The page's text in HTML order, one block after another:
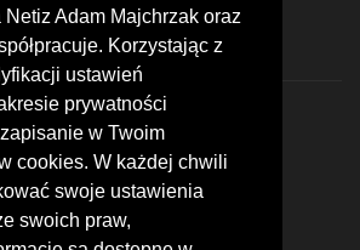
Adam Majchrzak oraz
Korzystając z
ustawień
prywatności
w Twoim
cookies. W każdej chwili
swoje ustawienia
swoich praw,